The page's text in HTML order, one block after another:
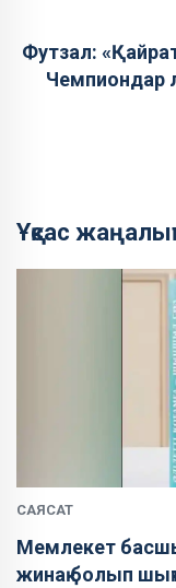
Футзал:
Чемпиондар
Ұқсас
САЯСАТ
Мемлекет
жинақ болып